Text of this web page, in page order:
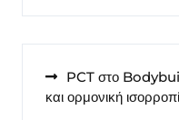
PCT στο
και ορμονική